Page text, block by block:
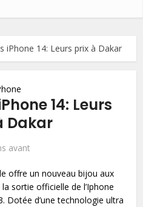
iPhone 14: Leurs prix à Dakar
14: Leurs
Dakar
avant
offre un nouveau bijou aux
sortie officielle de l’Iphone
. Dotée d’une technologie ultra